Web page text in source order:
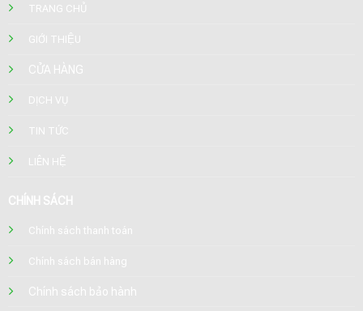
TRANG CHỦ
GIỚI THIỆU
CỬA HÀNG
DỊCH VỤ
TIN TỨC
LIÊN HỆ
CHÍNH SÁCH
Chính sách thanh toán
Chính sách bán hàng
Chính sách bảo hành